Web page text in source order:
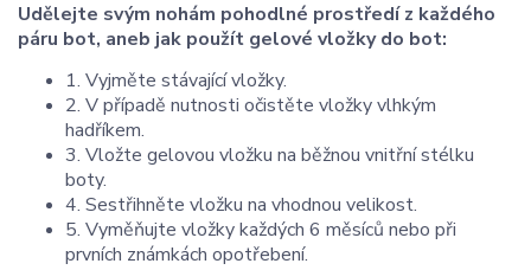
Udělejte svým nohám pohodlné prostředí z každého
páru bot, aneb jak použít gelové vložky do bot:
1. Vyjměte stávající vložky.
2. V případě nutnosti očistěte vložky vlhkým
hadříkem.
3. Vložte gelovou vložku na běžnou vnitřní stélku
boty.
4. Sestřihněte vložku na vhodnou velikost.
5. Vyměňujte vložky každých 6 měsíců nebo při
prvních známkách opotřebení.